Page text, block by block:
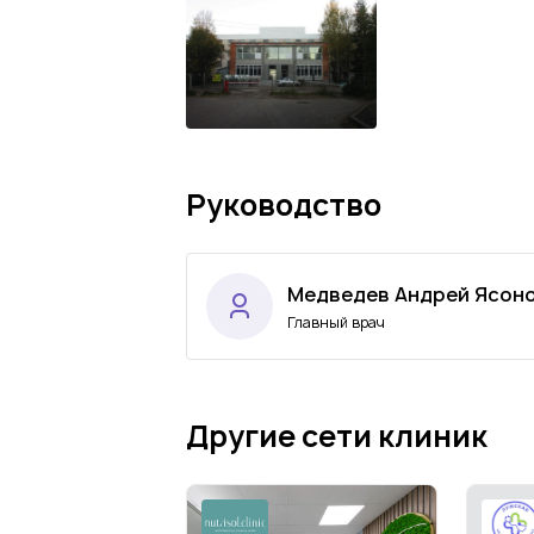
Руководство
Медведев Андрей
Главный врач
Другие сети клиник